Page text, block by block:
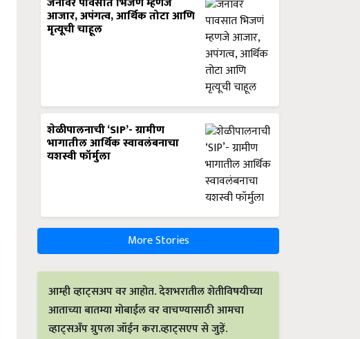
आजार, अपंगत्व, आर्थिक तोटा आणि
मृत्यूची चाहूल
शेळीपालनाची ‘SIP’- ग्रामीण
भागातील आर्थिक स्वावलंबनाचा
यशस्वी फॉर्मुला
More Stories
आम्ही व्हाट्सअप वर आहोत. देशभरातील शेतीविषयीच्या
आताच्या बातम्या मोबाईल वर वाचण्यासाठी आमचा
व्हाट्सअँप ग्रुपला जॉईन करा.व्हाट्सएप से जुड़ें.